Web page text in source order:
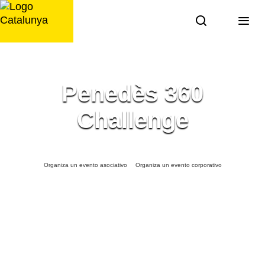
Saltar
al
Penedès 360
Challenge
Organiza un evento asociativo Organiza un evento corporativo